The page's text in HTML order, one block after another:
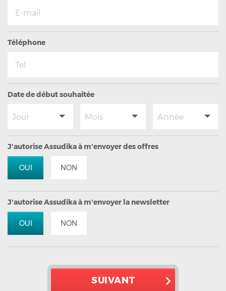
Téléphone
Date de début souhaitée
J'autorise Assudika à m'envoyer des offres
OUI NON
J'autorise Assudika à m'envoyer la newsletter
OUI NON
SUIVANT